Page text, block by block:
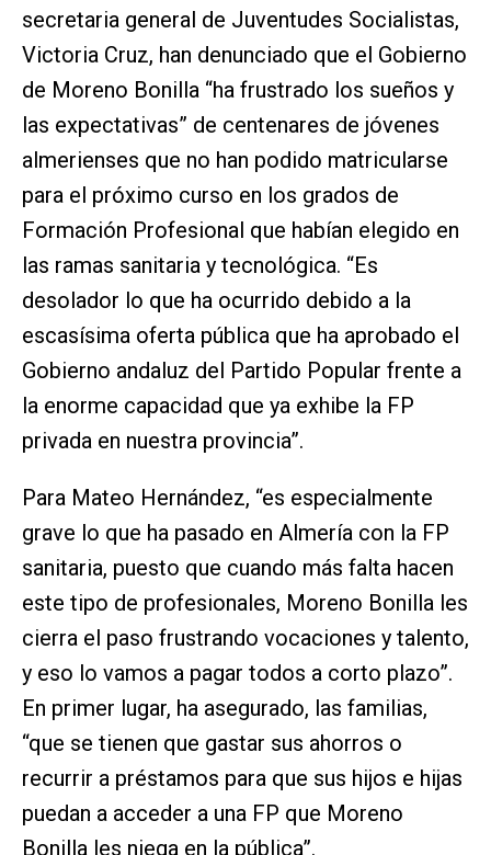
secretaria general de Juventudes Socialistas,
Victoria Cruz, han denunciado que el Gobierno
de Moreno Bonilla “ha frustrado los sueños y
las expectativas” de centenares de jóvenes
almerienses que no han podido matricularse
para el próximo curso en los grados de
Formación Profesional que habían elegido en
las ramas sanitaria y tecnológica. “Es
desolador lo que ha ocurrido debido a la
escasísima oferta pública que ha aprobado el
Gobierno andaluz del Partido Popular frente a
la enorme capacidad que ya exhibe la FP
privada en nuestra provincia”.
Para Mateo Hernández, “es especialmente
grave lo que ha pasado en Almería con la FP
sanitaria, puesto que cuando más falta hacen
este tipo de profesionales, Moreno Bonilla les
cierra el paso frustrando vocaciones y talento,
y eso lo vamos a pagar todos a corto plazo”.
En primer lugar, ha asegurado, las familias,
“que se tienen que gastar sus ahorros o
recurrir a préstamos para que sus hijos e hijas
puedan a acceder a una FP que Moreno
Bonilla les niega en la pública”.